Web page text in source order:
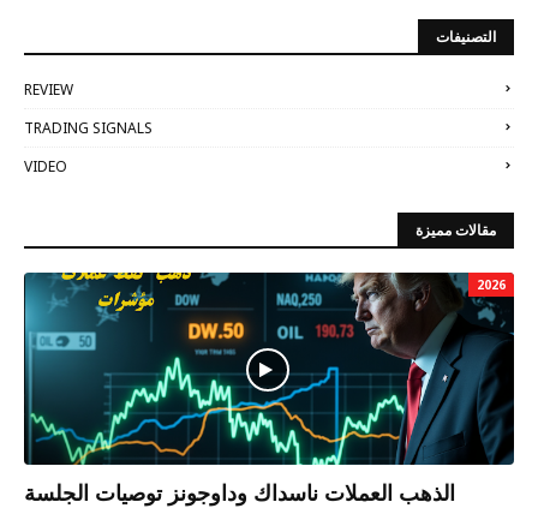
التصنيفات
REVIEW
TRADING SIGNALS
VIDEO
مقالات مميزة
2026
الذهب العملات ناسداك وداوجونز توصيات الجلسة